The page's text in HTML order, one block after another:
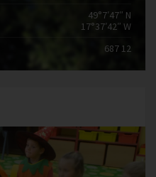
49°7′47″ N
17°37′42″ W
687 12